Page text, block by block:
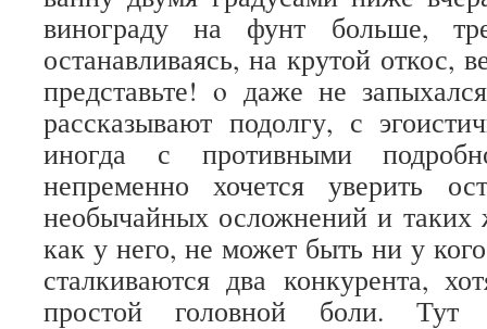
винограду на фунт больше,
останавливаясь, на крутой
представьте! o даже не
рассказывают подолгу, с
иногда с противными
непременно хочется уверить
необычайных осложнений и таких
как у него, не может быть ни у
сталкиваются два конкурента,
простой головной боли.